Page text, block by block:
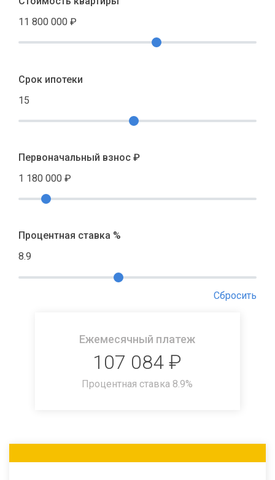
11 800 000 ₽
Срок ипотеки
15
Первоначальный взнос ₽
1 180 000 ₽
Процентная ставка %
8.9
Сбросить
Ежемесячный платеж
107 084 ₽
Процентная ставка 8.9%